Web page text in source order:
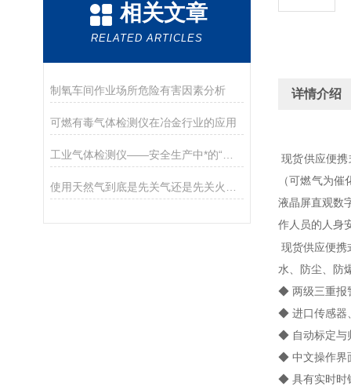
相关文章
RELATED ARTICLES
制氧车间作业场所危险有害因素分析
可燃有毒气体检测仪在冶金行业的应用
详情介绍
现货供应便
（可燃气为
液晶屏直观数
作人员的人身
现货供应便携
水、防尘、防
◆ 两级三重报
◆ 进口传感器
◆ 自动标定与
◆ 中文操作界
◆ 具有实时时